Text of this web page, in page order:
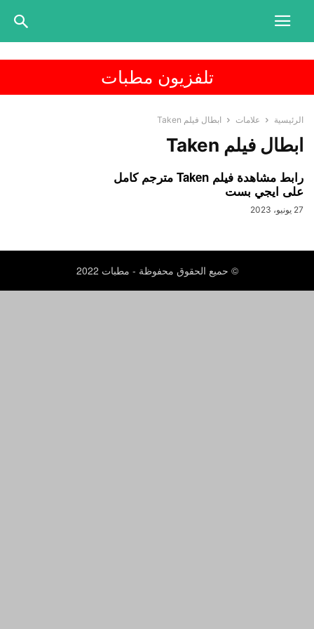
تلفزيون مطبات
الرئيسية علامات ابطال فيلم Taken
ابطال فيلم Taken
رابط مشاهدة فيلم Taken مترجم كامل
على ايجي بست
27 يونيو، 2023
© حميع الحقوق محفوظة - مطبات 2022